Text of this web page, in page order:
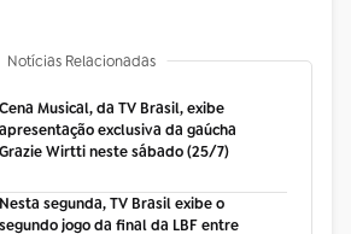
Notícias Relacionadas
Musical, da TV Brasil, exibe
exclusiva da gaúcha
Wirtti neste sábado (25/7)
segunda, TV Brasil exibe o
segundo jogo da final da LBF entre